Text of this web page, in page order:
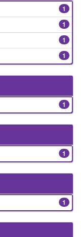
1
1
1
1
1
1
1